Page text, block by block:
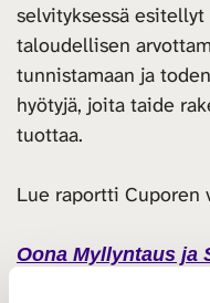
selvityksessä
taloudellisen
tunnistamaan ja
hyötyjä, joita taide
tuottaa.
Lue raportti Cuporen
Oona Myllyntaus ja
Julkinen taide